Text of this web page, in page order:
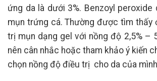
ứng da là dưới 3%. Benzoyl peroxide
mụn trứng cá. Thường được tìm thấy
trị mụn dạng gel với nồng độ 2,5% –
nên cân nhắc hoặc tham khảo ý kiến
chọn nồng độ điều trị cho da của